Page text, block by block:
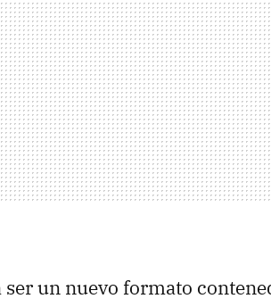
un nuevo formato